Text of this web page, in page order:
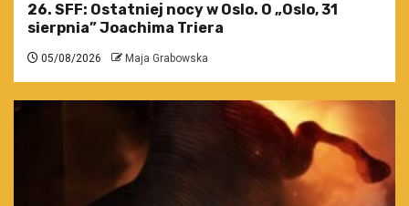
26. SFF: Ostatniej nocy w Oslo. O „Oslo, 31
sierpnia” Joachima Triera
05/08/2026 Maja Grabowska